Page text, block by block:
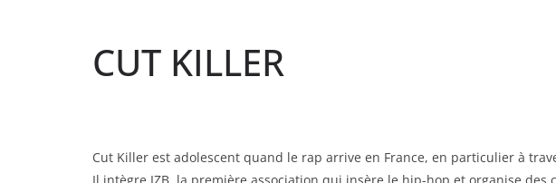
CUT KILLER
Cut Killer est adolescent quand le rap arrive en France, en particulier à